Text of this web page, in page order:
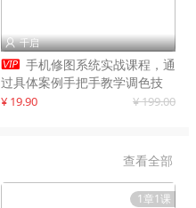
 千启
 手机修图系统实战课程，通
过具体案例手把手教学调色技
巧，实现副业变现
¥ 19.90 ¥ 199.00
查看全部
1章1课